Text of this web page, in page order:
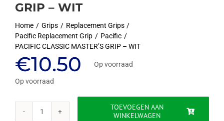
GRIP – WIT
Home Grips
Replacement Grips
Pacific Replacement Grip
Pacific
PACIFIC CLASSIC MASTER’S GRIP – WIT
€10.50 Op voorraad
Op voorraad
PACIFIC
TOEVOEGEN AAN
WINKELWAGEN